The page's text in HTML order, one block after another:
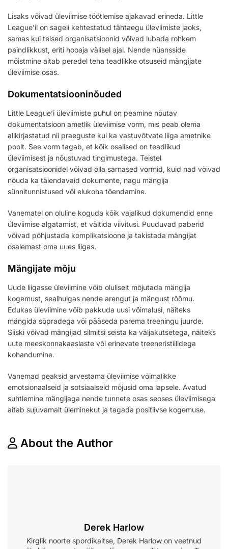
Lisaks võivad üleviimise töötlemise ajakavad erineda. Little
League’il on sageli kehtestatud tähtaegu üleviimiste jaoks,
samas kui teised organisatsioonid võivad lubada rohkem
paindlikkust, eriti hooaja välisel ajal. Nende nüansside
mõistmine aitab peredel teha teadlikke otsuseid mängijate
üleviimise osas.
Dokumentatsiooninõuded
Little League’i üleviimiste puhul on peamine nõutav
dokumentatsioon ametlik üleviimise vorm, mis peab olema
allkirjastatud nii praeguste kui ka vastuvõtvate liiga ametnike
poolt. See vorm tagab, et kõik osalised on teadlikud
üleviimisest ja nõustuvad tingimustega. Teistel
organisatsioonidel võivad olla sarnased vormid, kuid nad võivad
nõuda ka täiendavaid dokumente, nagu mängija
sünnitunnistused või elukoha tõendamine.
Vanematel on oluline koguda kõik vajalikud dokumendid enne
üleviimise algatamist, et vältida viivitusi. Puuduvad paberid
võivad põhjustada komplikatsioone ja takistada mängijat
osalemast oma uues liigas.
Mängijate mõju
Uude liigasse üleviimine võib oluliselt mõjutada mängija
kogemust, sealhulgas nende arengut ja mängust rõõmu.
Edukas üleviimine võib pakkuda uusi võimalusi, näiteks
mängida sõpradega või pääseda parema treeningu juurde.
Siiski võivad mängijad silmitsi seista ka väljakutsetega, näiteks
uute meeskonnakaaslaste või erinevate treeneristiilidega
kohandumine.
Vanemad peaksid arvestama üleviimise võimalikke
emotsionaalseid ja sotsiaalseid mõjusid oma lapsele. Avatud
suhtlemine mängijaga nende tunnete osas seoses üleviimisega
aitab sujuvamalt üleminekut ja tagada positiivse kogemuse.
About the Author
Derek Harlow
Kirglik noorte spordikaitse, Derek Harlow on veetnud